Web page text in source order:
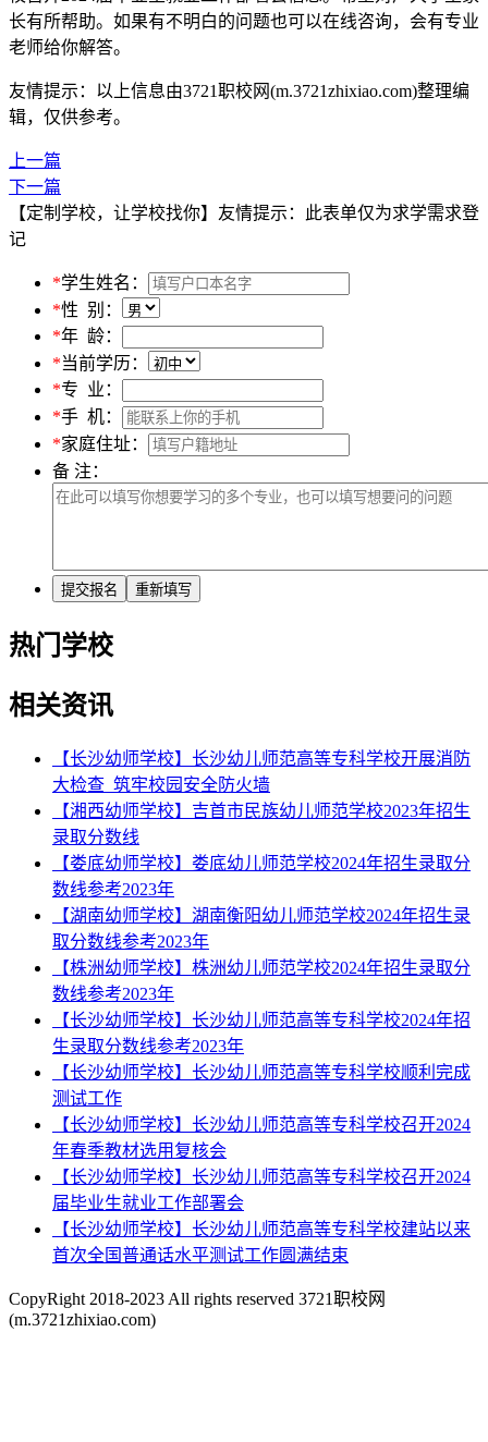
长有所帮助。如果有不明白的问题也可以在线咨询，会有专业
老师给你解答。
友情提示：以上信息由3721职校网(m.3721zhixiao.com)整理编
辑，仅供参考。
上一篇
下一篇
【定制学校，让学校找你】友情提示：此表单仅为求学需求登
记
*学生姓名：
*性 别：
*年 龄：
*当前学历：
*专 业：
*手 机：
*家庭住址：
备 注：
热门学校
相关资讯
【长沙幼师学校】长沙幼儿师范高等专科学校开展消防
大检查_筑牢校园安全防火墙
【湘西幼师学校】吉首市民族幼儿师范学校2023年招生
录取分数线
【娄底幼师学校】娄底幼儿师范学校2024年招生录取分
数线参考2023年
【湖南幼师学校】湖南衡阳幼儿师范学校2024年招生录
取分数线参考2023年
【株洲幼师学校】株洲幼儿师范学校2024年招生录取分
数线参考2023年
【长沙幼师学校】长沙幼儿师范高等专科学校2024年招
生录取分数线参考2023年
【长沙幼师学校】长沙幼儿师范高等专科学校顺利完成
测试工作
【长沙幼师学校】长沙幼儿师范高等专科学校召开2024
年春季教材选用复核会
【长沙幼师学校】长沙幼儿师范高等专科学校召开2024
届毕业生就业工作部署会
【长沙幼师学校】长沙幼儿师范高等专科学校建站以来
首次全国普通话水平测试工作圆满结束
CopyRight 2018-2023 All rights reserved 3721职校网
(m.3721zhixiao.com)